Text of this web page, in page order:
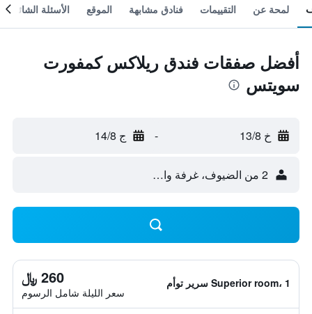
لمحة عن التقييمات فنادق مشابهة الموقع الأسئلة الشائعة
أفضل صفقات فندق ريلاكس كمفورت
سويتس
خ 13/8 - ج 14/8
2 من الضيوف، غرفة واحدة
Superior room، 1 سرير توأم 260 ﷼
سعر الليلة شامل الرسوم